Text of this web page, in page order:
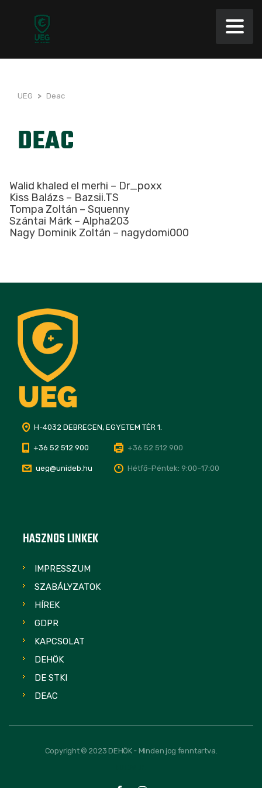
UEG > Deac
DEAC
Walid khaled el merhi – Dr_poxx
Kiss Balázs – Bazsii.TS
Tompa Zoltán – Squenny
Szántai Márk – Alpha203
Nagy Dominik Zoltán – nagydomi000
H-4032 DEBRECEN, EGYETEM TÉR 1.
+36 52 512 900 +36 52 512 900
ueg@unideb.hu Hétfő–Péntek: 9:00–17:00
HASZNOS LINKEK
IMPRESSZUM
SZABÁLYZATOK
HÍREK
GDPR
KAPCSOLAT
DEHÖK
DE STKI
DEAC
Copyright © 2023 DEHÖK - Minden jog fenntartva.